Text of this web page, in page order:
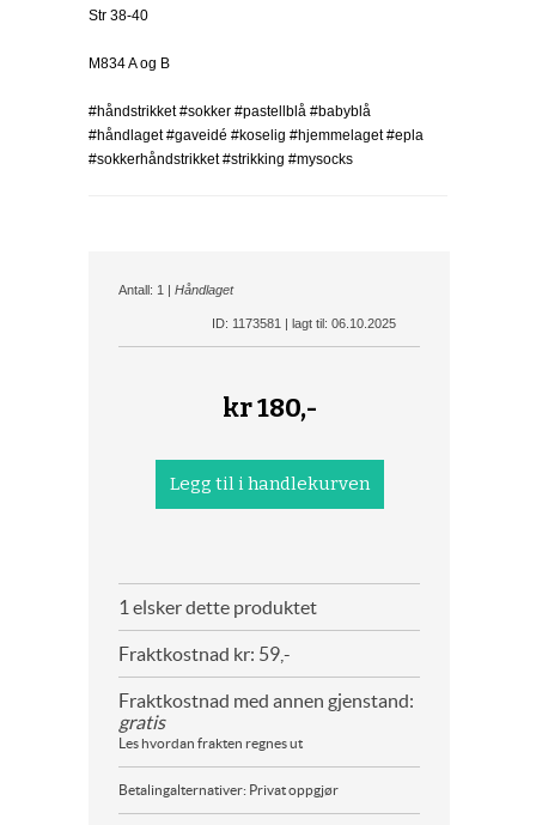
Str 38-40
M834 A og B
#håndstrikket #sokker #pastellblå #babyblå
#håndlaget #gaveidé #koselig #hjemmelaget #epla
#sokkerhåndstrikket #strikking #mysocks
Antall: 1 | Håndlaget
ID: 1173581 | lagt til: 06.10.2025
kr180,-
1 elsker dette produktet
Fraktkostnad kr: 59,-
Fraktkostnad med annen gjenstand:
gratis
Les hvordan frakten regnes ut
Betalingalternativer: Privat oppgjør